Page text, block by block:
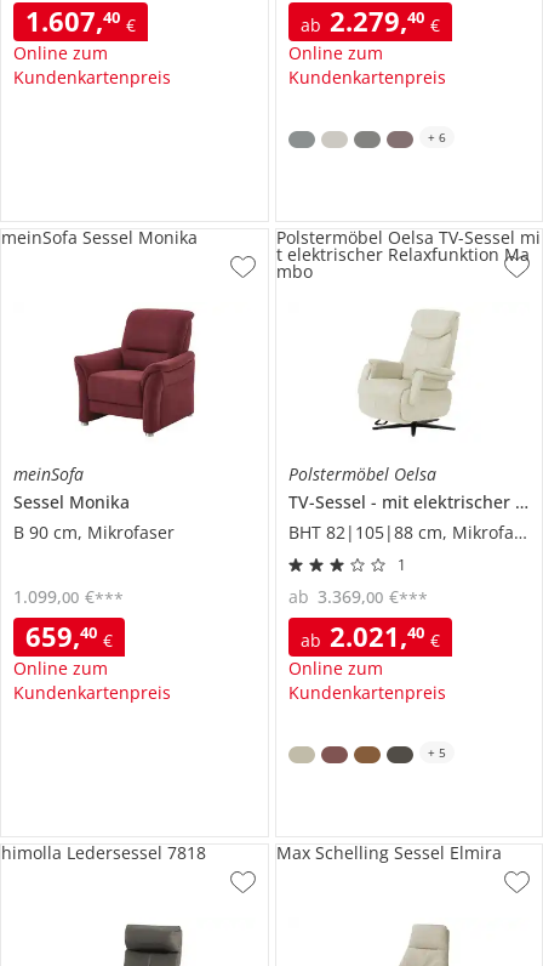
1.607,40 €
Online zum
Kundenkartenpreis
ab 2.279,40 €
Online zum
Kundenkartenpreis
+ 6
meinSofa
Sessel Monika
B 90 cm, Mikrofaser
659,40 €
Online zum
Kundenkartenpreis
1.099,00 €***
meinSofa Sessel Monika
Polstermöbel Oelsa
TV-Sessel
mit elektrischer Relaxfunktion
BHT 82|105|88 cm, Mikrofaser
1
ab 2.021,40 €
Online zum
Kundenkartenpreis
ab 3.369,00 €***
Polstermöbel Oelsa TV-Sessel mi
t elektrischer Relaxfunktion Ma
mbo
+ 5
himolla Ledersessel 7818 Max Schelling Sessel Elmira